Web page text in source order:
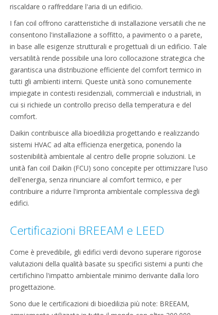
riscaldare o raffreddare l'aria di un edificio.
I fan coil offrono caratteristiche di installazione versatili che ne
consentono l'installazione a soffitto, a pavimento o a parete,
in base alle esigenze strutturali e progettuali di un edificio. Tale
versatilità rende possibile una loro collocazione strategica che
garantisca una distribuzione efficiente del comfort termico in
tutti gli ambienti interni. Queste unità sono comunemente
impiegate in contesti residenziali, commerciali e industriali, in
cui si richiede un controllo preciso della temperatura e del
comfort.
Daikin contribuisce alla bioedilizia progettando e realizzando
sistemi HVAC ad alta efficienza energetica, ponendo la
sostenibilità ambientale al centro delle proprie soluzioni. Le
unità fan coil Daikin (FCU) sono concepite per ottimizzare l'uso
dell'energia, senza rinunciare al comfort termico, e per
contribuire a ridurre l'impronta ambientale complessiva degli
edifici.
Certificazioni BREEAM e LEED
Come è prevedibile, gli edifici verdi devono superare rigorose
valutazioni della qualità basate su specifici sistemi a punti che
certifichino l'impatto ambientale minimo derivante dalla loro
progettazione.
Sono due le certificazioni di bioedilizia più note: BREEAM,